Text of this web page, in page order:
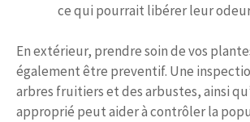
ce qui pourrait libérer leur
En extérieur, prendre soin de vos
également être preventif. Une
arbres fruitiers et des arbustes, ainsi
approprié peut aider à contrôler la